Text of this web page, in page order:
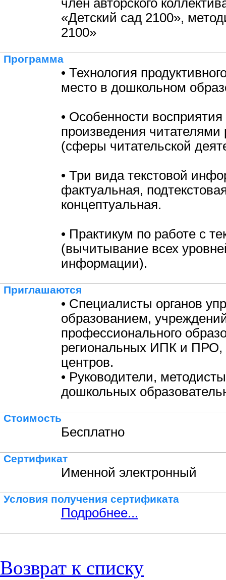
член авторского
«Детский сад 2100»,
2100»
Программа
• Технология
место в дошкольном
• Особенности восприятия
произведения читателями
(сферы читательской
• Три вида текстовой
фактуальная,
концептуальная.
• Практикум по работе с
(вычитывание всех
информации).
Приглашаются
• Специалисты органов
образованием,
профессионального
региональных ИПК и ПРО,
центров.
• Руководители,
дошкольных
Стоимость
Бесплатно
Сертификат
Именной электронный
Условия получения сертификата
Подробнее...
Возврат к списку